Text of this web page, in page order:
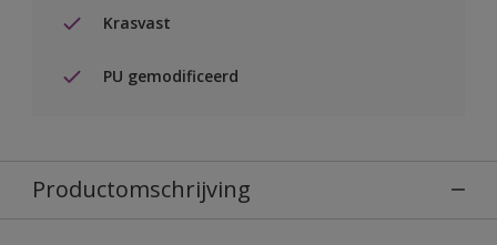
Krasvast
PU gemodificeerd
Productomschrijving